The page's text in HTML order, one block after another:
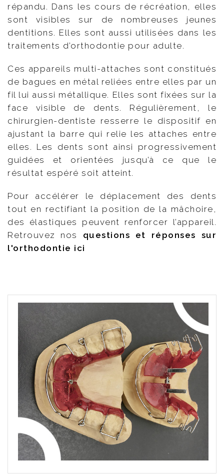
répandu. Dans les cours de récréation, elles
sont visibles sur de nombreuses jeunes
dentitions. Elles sont aussi utilisées dans les
traitements d’orthodontie pour adulte.
Ces appareils multi-attaches sont constitués
de bagues en métal reliées entre elles par un
fil lui aussi métallique. Elles sont fixées sur la
face visible de dents. Régulièrement, le
chirurgien-dentiste resserre le dispositif en
ajustant la barre qui relie les attaches entre
elles. Les dents sont ainsi progressivement
guidées et orientées jusqu’à ce que le
résultat espéré soit atteint.
Pour accélérer le déplacement des dents
tout en rectifiant la position de la mâchoire,
des élastiques peuvent renforcer l’appareil.
Retrouvez nos questions et réponses sur
l'orthodontie ici